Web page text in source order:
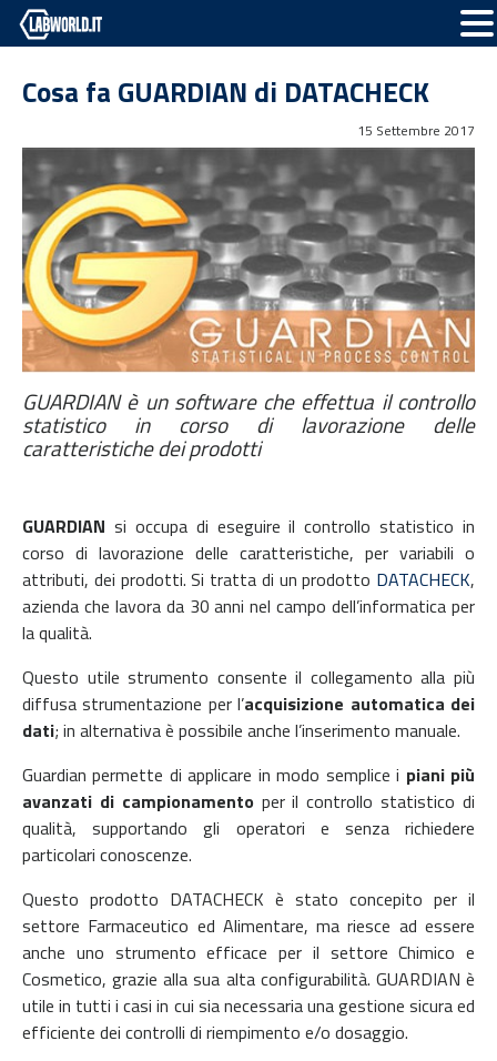
Cosa fa GUARDIAN di DATACHECK
15 Settembre 2017
GUARDIAN è un software che effettua il controllo
statistico in corso di lavorazione delle
caratteristiche dei prodotti
GUARDIAN si occupa di eseguire il controllo statistico in
corso di lavorazione delle caratteristiche, per variabili o
attributi, dei prodotti. Si tratta di un prodotto DATACHECK,
azienda che lavora da 30 anni nel campo dell’informatica per
la qualità.
Questo utile strumento consente il collegamento alla più
diffusa strumentazione per l’acquisizione automatica dei
dati; in alternativa è possibile anche l’inserimento manuale.
Guardian permette di applicare in modo semplice i piani più
avanzati di campionamentoper il controllo statistico di
qualità, supportando gli operatori e senza richiedere
particolari conoscenze.
Questo prodotto DATACHECK è stato concepito per il
settore Farmaceutico ed Alimentare, ma riesce ad essere
anche uno strumento efficace per il settore Chimico e
Cosmetico, grazie alla sua alta configurabilità. GUARDIAN è
utile in tutti i casi in cui sia necessaria una gestione sicura ed
efficiente dei controlli di riempimento e/o dosaggio.